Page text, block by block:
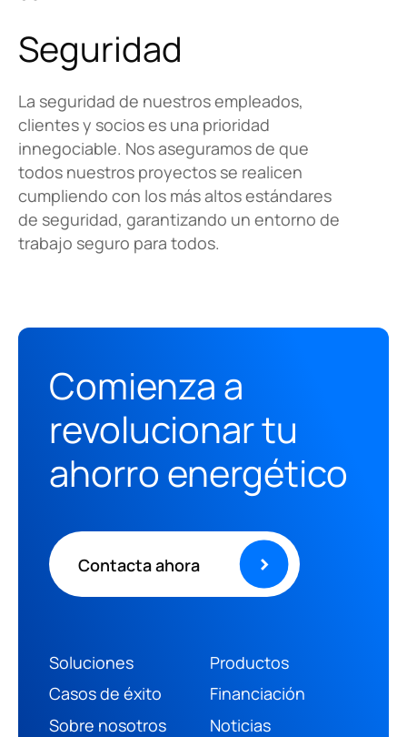
Seguridad
La seguridad de nuestros empleados,
clientes y socios es una prioridad
innegociable. Nos aseguramos de que
todos nuestros proyectos se realicen
cumpliendo con los más altos estándares
de seguridad, garantizando un entorno de
trabajo seguro para todos.
Soluciones
Productos
Casos de éxito
Financiación
Sobre nosotros
Noticias
Comienza a
revolucionar tu
ahorro energético
Contacta ahora
(+34) 966 469 187
info@ruanoenergia.com